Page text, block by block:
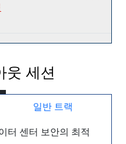
웃 세션
일반 트랙
터 센터 보안의 최적